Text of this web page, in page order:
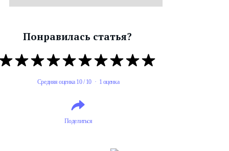
Понравилась статья?
Средняя оценка 10 / 10 · 1 оценка
Поделиться